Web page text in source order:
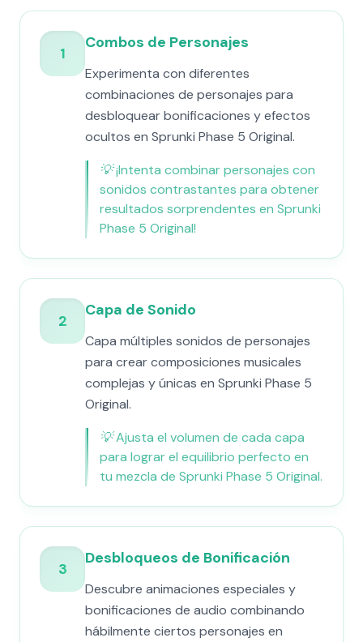
1
Combos de Personajes
Experimenta con diferentes
combinaciones de personajes para
desbloquear bonificaciones y efectos
ocultos en Sprunki Phase 5 Original.
💡¡Intenta combinar personajes con
sonidos contrastantes para obtener
resultados sorprendentes en Sprunki
Phase 5 Original!
2
Capa de Sonido
Capa múltiples sonidos de personajes
para crear composiciones musicales
complejas y únicas en Sprunki Phase 5
Original.
💡Ajusta el volumen de cada capa
para lograr el equilibrio perfecto en
tu mezcla de Sprunki Phase 5 Original.
3
Desbloqueos de Bonificación
Descubre animaciones especiales y
bonificaciones de audio combinando
hábilmente ciertos personajes en